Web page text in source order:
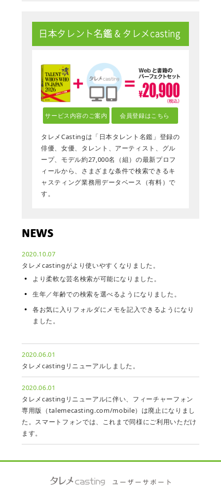
日本タレント名鑑 & タレメcasting
サービス内容のご案内 会員登録はこちら
タレメCastingは「日本タレント名鑑」登録の
俳優、女優、タレント、アーティスト、グル
ープ、モデル約27,000名（組）の最新プロフ
ィールから、さまざまな条件で検索できるキ
ャスティング業務用データベース（有料）で
す。
NEWS
2020.10.07
タレメcastingがより使いやすくなりました。
より柔軟な芸名検索が可能になりました。
生年／年齢での検索を選べるようになりました。
各お気に入りフォルダにメモを記入できるようになり
ました。
2020.06.01
タレメcastingリニューアルしました。
2020.06.01
タレメcastingリニューアルに伴い、フィーチャーフォン
専用版（talemecasting.com/mobile）は廃止になりまし
た。スマートフォンでは、これまで同様にご利用いただけ
ます。